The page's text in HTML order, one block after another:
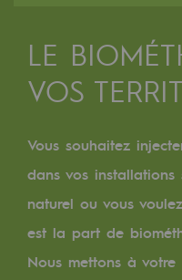
Notre
Notre
Gouvernance
Indicateurs
Publications
Où nous trouver
LE
VOS
Vous souhaitez
dans vos
naturel ou vous
est la part de
Nous mettons à